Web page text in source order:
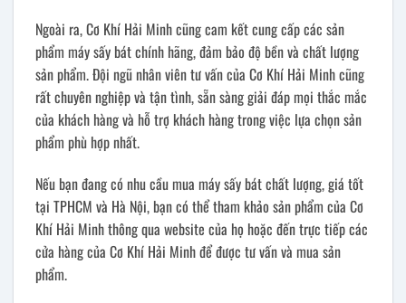
Ngoài ra, Cơ Khí Hải Minh cũng cam kết cung cấp các sản
phẩm máy sấy bát chính hãng, đảm bảo độ bền và chất lượng
sản phẩm. Đội ngũ nhân viên tư vấn của Cơ Khí Hải Minh cũng
rất chuyên nghiệp và tận tình, sẵn sàng giải đáp mọi thắc mắc
của khách hàng và hỗ trợ khách hàng trong việc lựa chọn sản
phẩm phù hợp nhất.
Nếu bạn đang có nhu cầu mua máy sấy bát chất lượng, giá tốt
tại TPHCM và Hà Nội, bạn có thể tham khảo sản phẩm của Cơ
Khí Hải Minh thông qua website của họ hoặc đến trực tiếp các
cửa hàng của Cơ Khí Hải Minh để được tư vấn và mua sản
phẩm.